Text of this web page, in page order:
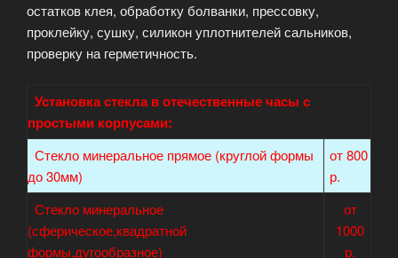
остатков клея, обработку болванки, прессовку,
проклейку, сушку, силикон уплотнителей сальников,
проверку на герметичность.
Установка стекла в отечественные часы с
простыми корпусами:
Стекло минеральное прямое (круглой формы
до 30мм)
от 800
р.
Стекло минеральное
(сферическое,квадратной
формы,дугообразное)
от
1000
р.